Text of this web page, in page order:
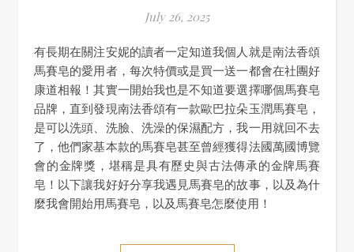
July 26, 2025
有長期在關注安妮的讀者一定知道我個人就是南法香頌
馬賽皂的愛用者，每次特價或是買一送一都會在社團好
康道相報！其實一開始我也是不知道要選擇哪個馬賽皂
品牌，直到發現南法香頌有一款歐巴拉朵玉潤馬賽皂，
是可以洗頭、洗臉、洗澡的保濕配方，我一用就回不去
了，他們家基本款的馬賽皂甚至曾經獲得法國萬國博覽
會的金牌獎，堪稱是具有歷史與古法傳承的金牌馬賽
皂！以下讓我好好分享我遇見馬賽皂的故事，以及為什
麼我會開始用馬賽皂，以及馬賽皂怎麼使用！